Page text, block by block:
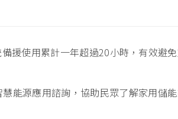
援使用累計一年超過20小時，有效避
能源應用諮詢，協助民眾了解家用儲